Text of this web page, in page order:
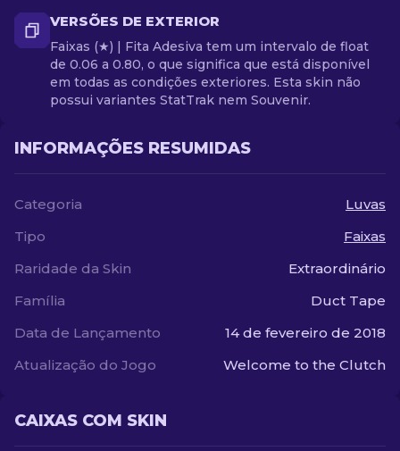
VERSÕES DE EXTERIOR
Faixas (★) | Fita Adesiva tem um intervalo de float
de 0.06 a 0.80, o que significa que está disponível
em todas as condições exteriores. Esta skin não
possui variantes StatTrak nem Souvenir.
INFORMAÇÕES RESUMIDAS
Categoria
Luvas
Tipo
Faixas
Raridade da Skin
Extraordinário
Família
Duct Tape
Data de Lançamento
14 de fevereiro de 2018
Atualização do Jogo
Welcome to the Clutch
CAIXAS COM SKIN